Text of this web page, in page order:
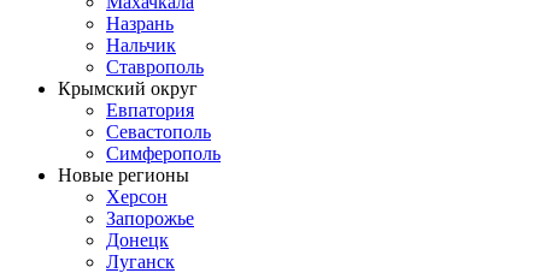
Назрань
Нальчик
Ставрополь
Крымский округ
Евпатория
Севастополь
Симферополь
Новые регионы
Херсон
Запорожье
Донецк
Луганск